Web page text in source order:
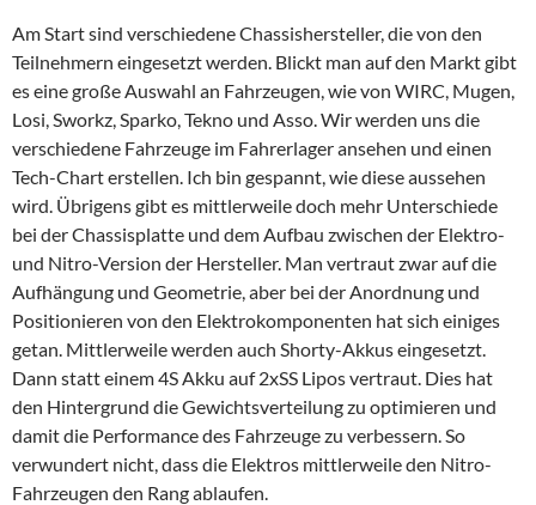
Am Start sind verschiedene Chassishersteller, die von den
Teilnehmern eingesetzt werden. Blickt man auf den Markt gibt
es eine große Auswahl an Fahrzeugen, wie von WIRC, Mugen,
Losi, Sworkz, Sparko, Tekno und Asso. Wir werden uns die
verschiedene Fahrzeuge im Fahrerlager ansehen und einen
Tech-Chart erstellen. Ich bin gespannt, wie diese aussehen
wird. Übrigens gibt es mittlerweile doch mehr Unterschiede
bei der Chassisplatte und dem Aufbau zwischen der Elektro-
und Nitro-Version der Hersteller. Man vertraut zwar auf die
Aufhängung und Geometrie, aber bei der Anordnung und
Positionieren von den Elektrokomponenten hat sich einiges
getan. Mittlerweile werden auch Shorty-Akkus eingesetzt.
Dann statt einem 4S Akku auf 2xSS Lipos vertraut. Dies hat
den Hintergrund die Gewichtsverteilung zu optimieren und
damit die Performance des Fahrzeuge zu verbessern. So
verwundert nicht, dass die Elektros mittlerweile den Nitro-
Fahrzeugen den Rang ablaufen.